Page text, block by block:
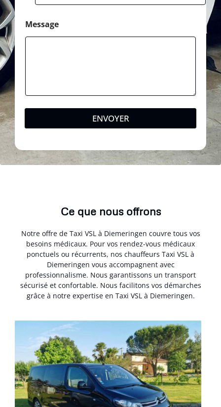
Message
ENVOYER
Ce que nous offrons
Notre offre de Taxi VSL à Diemeringen couvre tous vos
besoins médicaux. Pour vos rendez-vous médicaux
ponctuels ou récurrents, nos chauffeurs Taxi VSL à
Diemeringen vous accompagnent avec
professionnalisme. Nous garantissons un transport
sécurisé et confortable. Nous facilitons vos démarches
grâce à notre expertise en Taxi VSL à Diemeringen.